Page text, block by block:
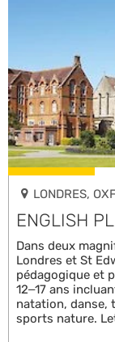
LONDRES,
ENGLISH
Dans deux
Londres et St
pédagogique et
12–17 ans
natation, danse,
sports nature.